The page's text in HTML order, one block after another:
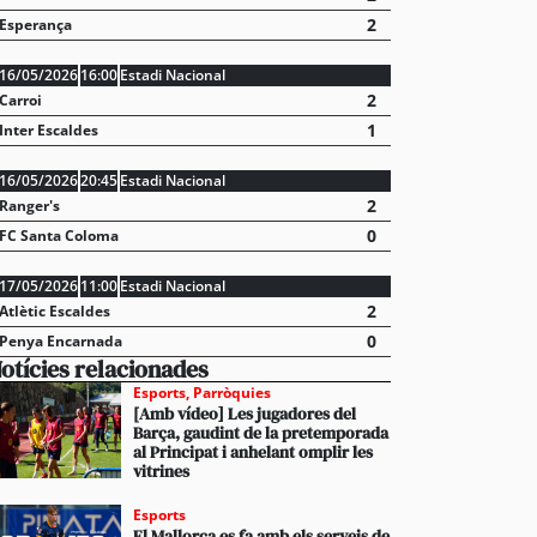
es fan forts davant una demanda
en un juliol que ja és històric
Esperança 2
16/05/2026 16:00 Estadi Nacional
Carroi
2
Inter Escaldes 1
16/05/202620:45 Estadi Nacional
Ranger's
2
FC Santa Coloma 0
17/05/2026 11:00 Estadi Nacional
Atlètic Escaldes
2
Penya Encarnada 0
relacionades
Esports, Parròquies
[Amb vídeo] Les jugadores del
Barça, gaudint de la pretemporada
al Principat i anhelant omplir les
vitrines
Esports